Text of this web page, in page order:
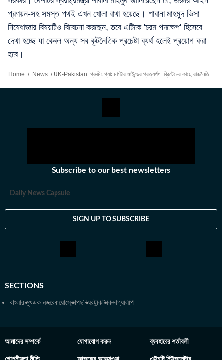
প্রণয়ন-সহ সমস্ত পথই এখন খোলা রাখা হয়েছে। শাবানা মাহমুদ ভিসা
নিষেধাজ্ঞার বিষয়টিও বিবেচনা করছেন, তবে এটিকে 'চরম পদক্ষেপ' হিসেবে
দেখা হচ্ছে যা কেবল অন্য সব কূটনৈতিক প্রচেষ্টা ব্যর্থ হলেই প্রয়োগ করা
হবে।
Home / News / UK-Pakistan: গ্রুমিং গ্যাং মাস্টার মাইন্ডের প্রত্যর্পণ: ব্রিটেনের কাছে রাজনৈতিক ভিন্নমতাবলম্বীদের ফেরত চাইল পাকিস্তান
Subscribe to our best newsletters
Daily News Capsule
SIGN UP TO SUBSCRIBE
SECTIONS
বাংলার মুখএক নজরেবায়োস্কোপছবিঘরটুকিটাকিভাগ্যলিপি
আমাদের সম্পর্কে যোগাযোগ করুন ব্যবহারের শর্তাবলী